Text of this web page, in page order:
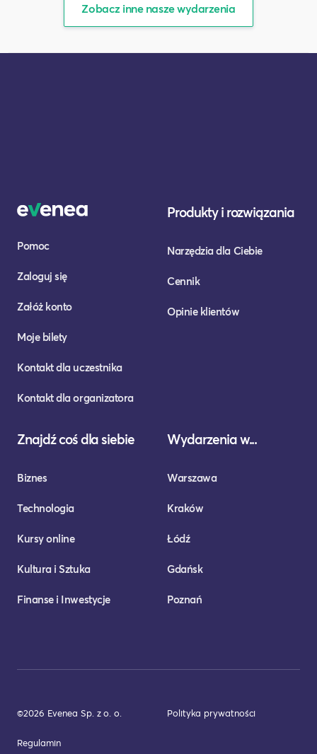
Zobacz inne nasze wydarzenia
Pomoc
Zaloguj się
Załóż konto
Moje bilety
Kontakt dla uczestnika
Kontakt dla organizatora
Produkty i rozwiązania
Narzędzia dla Ciebie
Cennik
Opinie klientów
Znajdź coś dla siebie
Biznes
Technologia
Kursy online
Kultura i Sztuka
Finanse i Inwestycje
Wydarzenia w...
Warszawa
Kraków
Łódź
Gdańsk
Poznań
©2026 Evenea Sp. z o. o. Polityka prywatności
Regulamin